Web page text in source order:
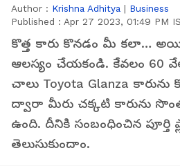
Author : Krishna Adhitya | Business
Published : Apr 27 2023, 01:49 PM
కొత్త కారు కొనడం మీ కలా…
ఆలస్యం చేయకండి. కేవలం 60
చాలు Toyota Glanza
ద్వారా మీరు చక్కటి కారును
ఉంది. దీనికి సంబంధించిన పూర్తి
తెలుసుకుందాం.